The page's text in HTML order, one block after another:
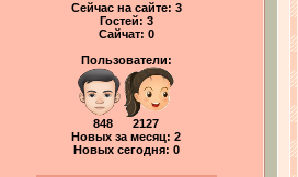
Сейчас на сайте: 3
Гостей: 3
Сайчат: 0
Пользователи:
848 2127
Новых за месяц: 2
Новых сегодня: 0